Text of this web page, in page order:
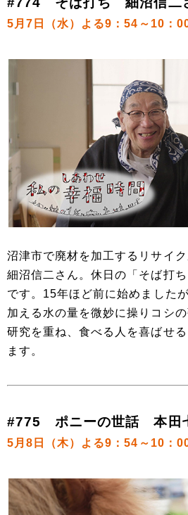
5月7日（水）よる9：54～10：
沼津市で廃材を加工するリサイ
細沼信二さん。休日の「そば打
です。15年ほど前に始めました
加える水の量を微妙に操りコシ
研究を重ね、食べる人を喜ばせ
ます。
#775 ポニーの世話 本田
5月8日（木）よる9：54～10：